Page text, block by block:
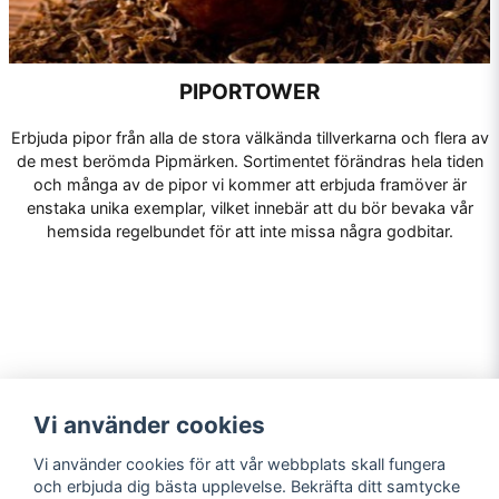
PIPORTOWER
Erbjuda pipor från alla de stora välkända tillverkarna och flera av
de mest berömda Pipmärken. Sortimentet förändras hela tiden
och många av de pipor vi kommer att erbjuda framöver är
enstaka unika exemplar, vilket innebär att du bör bevaka vår
hemsida regelbundet för att inte missa några godbitar.
Navigering
Köpvillkor
Kontakta oss
Mitt konto
Logga in
Registrera dig
Vi använder cookies
Vi använder cookies för att vår webbplats skall fungera
och erbjuda dig bästa upplevelse. Bekräfta ditt samtycke